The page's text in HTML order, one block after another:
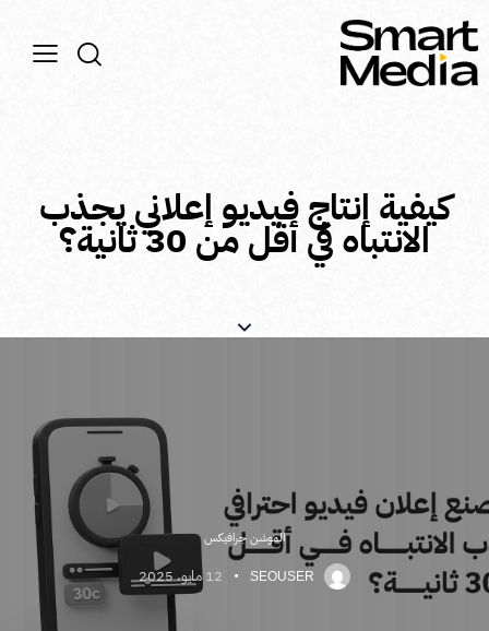
كيفية إنتاج فيديو إعلاني يجذب
الانتباه في أقل من 30 ثانية؟
الموشن جرافيكس
SEOUSER 12 مايو، 2025